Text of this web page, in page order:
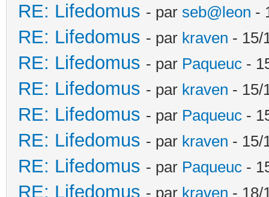
RE: Lifedomus - par seb@leon -
RE: Lifedomus - par kraven - 15/
RE: Lifedomus - par Paqueuc -
RE: Lifedomus - par kraven - 15/
RE: Lifedomus - par Paqueuc -
RE: Lifedomus - par kraven - 15/
RE: Lifedomus - par Paqueuc -
RE: Lifedomus - par kraven - 18/